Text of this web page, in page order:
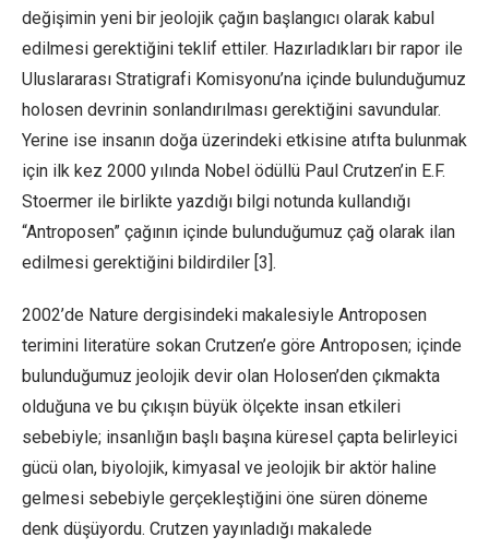
değişimin yeni bir jeolojik çağın başlangıcı olarak kabul
edilmesi gerektiğini teklif ettiler. Hazırladıkları bir rapor ile
Uluslararası Stratigrafi Komisyonu’na içinde bulunduğumuz
holosen devrinin sonlandırılması gerektiğini savundular.
Yerine ise insanın doğa üzerindeki etkisine atıfta bulunmak
için ilk kez 2000 yılında Nobel ödüllü Paul Crutzen’in E.F.
Stoermer ile birlikte yazdığı bilgi notunda kullandığı
“Antroposen” çağının içinde bulunduğumuz çağ olarak ilan
edilmesi gerektiğini bildirdiler [3].
2002’de Nature dergisindeki makalesiyle Antroposen
terimini literatüre sokan Crutzen’e göre Antroposen; içinde
bulunduğumuz jeolojik devir olan Holosen’den çıkmakta
olduğuna ve bu çıkışın büyük ölçekte insan etkileri
sebebiyle; insanlığın başlı başına küresel çapta belirleyici
gücü olan, biyolojik, kimyasal ve jeolojik bir aktör haline
gelmesi sebebiyle gerçekleştiğini öne süren döneme
denk düşüyordu. Crutzen yayınladığı makalede